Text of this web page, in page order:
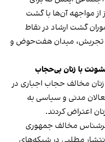
از مواجهه آن‌ها با گشت
گشت ارشاد در نقاط
تجریش، میدان هفت‌حوض و
با زنان بی‌حجاب
مخالف حجاب اجباری در
مدنی و سیاسی به
اعتراض کردند.
مخالف جمهوری